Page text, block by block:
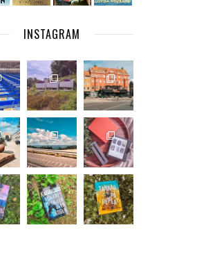
INSTAGRAM